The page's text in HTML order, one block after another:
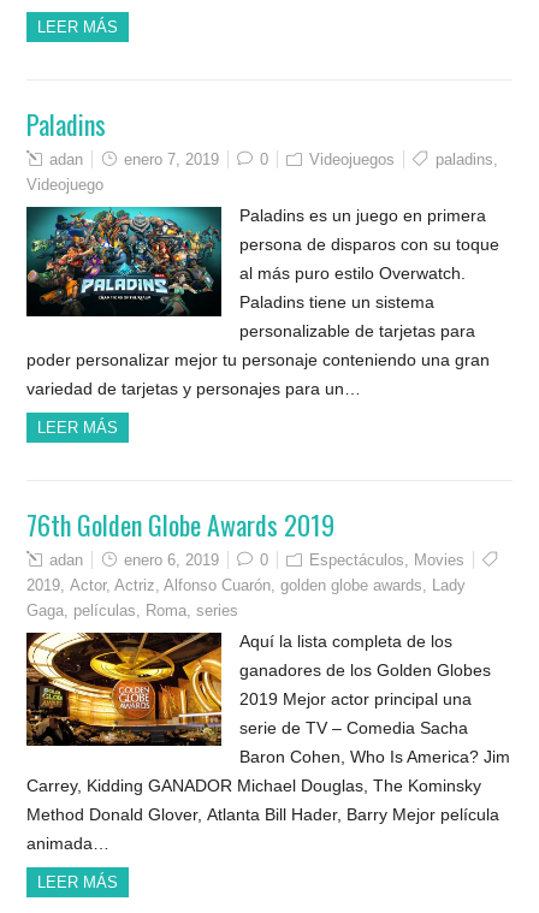
LEER MÁS
Paladins
adan enero 7, 2019 0 Videojuegos paladins,
Videojuego
Paladins es un juego en primera
persona de disparos con su toque
al más puro estilo Overwatch.
Paladins tiene un sistema
personalizable de tarjetas para
poder personalizar mejor tu personaje conteniendo una gran
variedad de tarjetas y personajes para un…
LEER MÁS
76th Golden Globe Awards 2019
adan enero 6, 2019 0 Espectáculos, Movies
2019,Actor,Actriz,Alfonso Cuarón,golden globe awards, Lady
Gaga, películas, Roma,series
Aquí la lista completa de los
ganadores de los Golden Globes
2019 Mejor actor principal una
serie de TV – Comedia Sacha
Baron Cohen, Who Is America? Jim
Carrey, Kidding GANADOR Michael Douglas, The Kominsky
Method Donald Glover, Atlanta Bill Hader, Barry Mejor película
animada…
LEER MÁS